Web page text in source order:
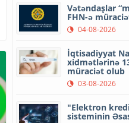
Vətəndaşlar
FHN-ə
04-08-2026
İqtisadiyyat
xidmətlərinə
müraciət olub
03-08-2026
"Elektron
sisteminin